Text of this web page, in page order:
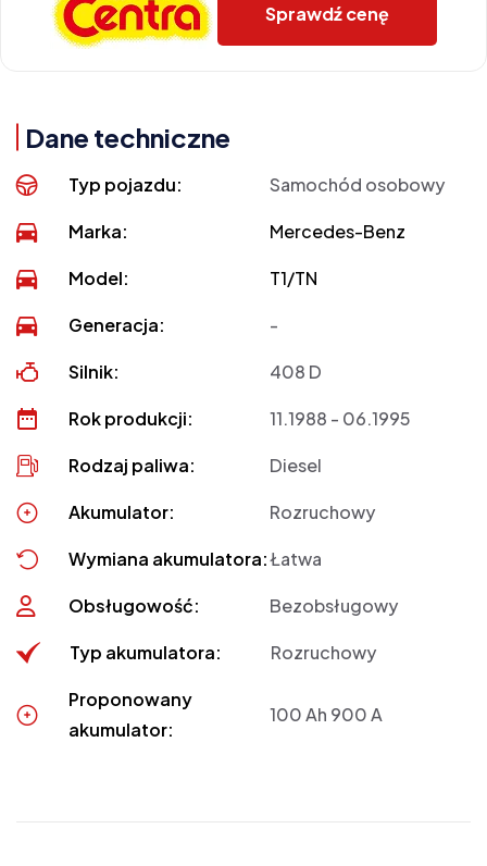
Sprawdź cenę
Dane techniczne
Typ pojazdu: Samochód osobowy
Marka: Mercedes-Benz
Model: T1/TN
Generacja: -
Silnik: 408 D
Rok produkcji: 11.1988 - 06.1995
Rodzaj paliwa: Diesel
Akumulator: Rozruchowy
Wymiana akumulatora:Łatwa
Obsługowość: Bezobsługowy
Typ akumulatora: Rozruchowy
Proponowany
akumulator:
100 Ah 900 A